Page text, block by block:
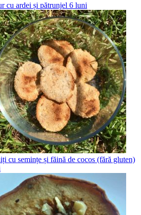
cu ardei și pătrunjel 6 luni
cu semințe și făină de cocos (fără gluten)